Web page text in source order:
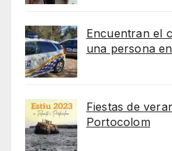
Encuentran el
una persona
Fiestas de
Portocolom